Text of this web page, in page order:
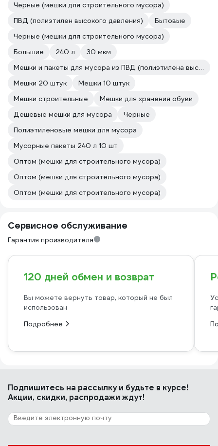
Черные (мешки для строительного мусора)
ПВД (полиэтилен высокого давления)
Бытовые
Черные (мешки для строительного мусора)
Большие
240 л
30 мкм
Мешки и пакеты для мусора из ПВД (полиэтилена высокого давления) Paclan
Мешки 20 штук
Мешки 10 штук
Мешки строительные
Мешки для хранения обуви
Дешевые мешки для мусора
Черные
Полиэтиленовые мешки для мусора
Мусорные пакеты 240 л 10 шт
Оптом (мешки для строительного мусора)
Оптом (мешки для строительного мусора)
Оптом (мешки для строительного мусора)
Сервисное обслуживание
Гарантия производителя
120 дней обмен и возврат
Вы можете вернуть товар, который не был
использован
Подробнее
Подпишитесь на рассылкуи будьте в курсе!
Акции, скидки, распродажи ждут!